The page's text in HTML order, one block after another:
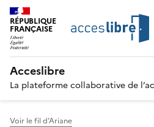
RÉPUBLIQUE
FRANÇAISE
Acceslibre
La plateforme collaborative de
Voir le fil d'Ariane